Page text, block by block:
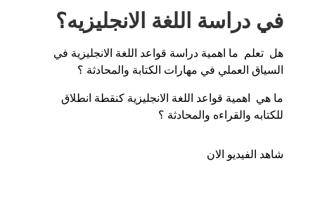
في دراسة اللغة الانجليزيه؟
هل تعلم ما اهمية دراسة قواعد اللغة الانجليزية في
السياق العملي في مهارات الكتابة والمحادثة ؟
ما هي اهمية قواعد اللغة الانجليزية كنقطة انطلاق
للكتابه والقراءه والمحادثة ؟
شاهد الفيديو الان